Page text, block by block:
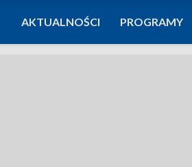
AKTUALNOŚCI PROGRAMY